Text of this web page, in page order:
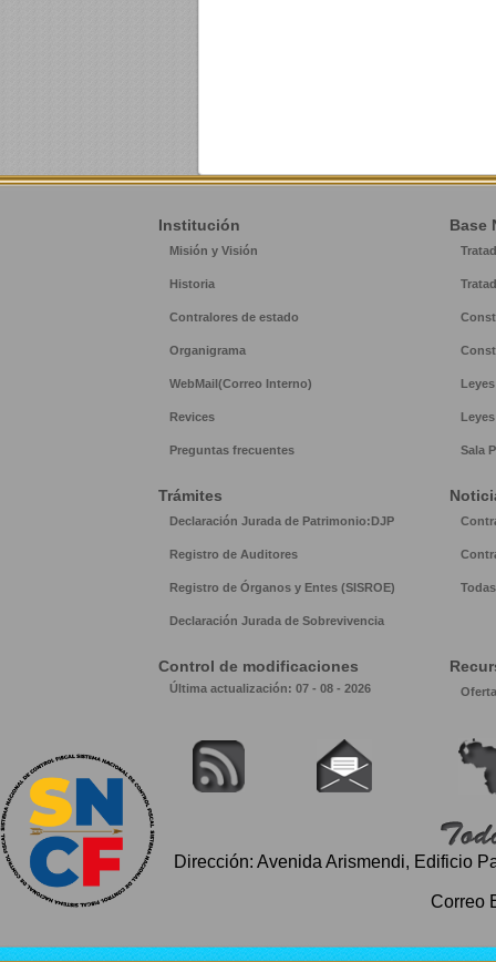
Institución Base
Misión y Visión
Historia
Contralores de estado
Organigrama
WebMail(Correo Interno)
Revices
Preguntas frecuentes Sala
Trámites
Declaración Jurada de Patrimonio:DJP
Registro de Auditores
Registro de Órganos y Entes (SISROE)
Declaración Jurada de Sobrevivencia
Control de modificaciones
Última actualización: 07 - 08 - 2026
Dirección: Avenida Arismendi, Edificio
Correo